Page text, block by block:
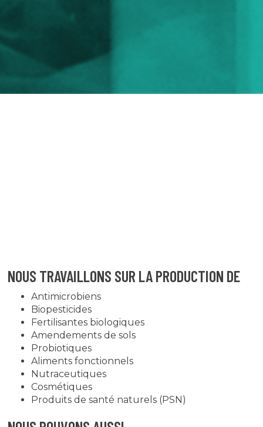
NOUS TRAVAILLONS SUR LA PRODUCTION DE
Antimicrobiens
Biopesticides
Fertilisantes biologiques
Amendements de sols
Probiotiques
Aliments fonctionnels
Nutraceutiques
Cosmétiques
Produits de santé naturels (PSN)